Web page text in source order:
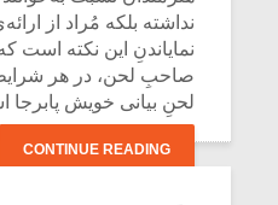
نداشته بلکه مُراد از
نمایاندنِ این نکته است
صاحبِ لحن، در هر
لحنِ بیانی خویش پابرجا
CONTINUE READING